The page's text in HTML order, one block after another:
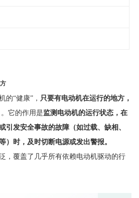
的“健康”， 只要有电动机在运行的地方，
。它的作用是监测电动机的运行状态，在
引发安全事故的故障（如过载、缺相、
）时，及时切断电源或发出警报。
，覆盖了几乎所有依赖电动机驱动的行